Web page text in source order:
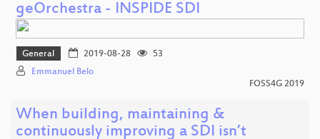
geOrchestra - INSPIDE SDI
General 2019-08-28
53
Emmanuel Belo
FOSS4G 2019
When building, maintaining &
continuously improving a SDI isn’t